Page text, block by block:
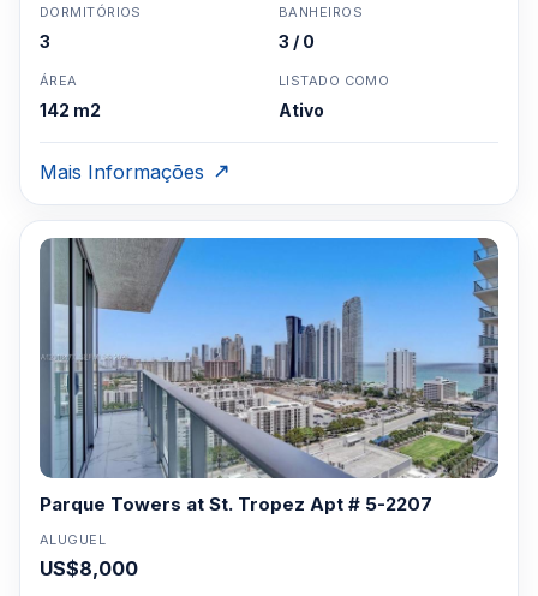
DORMITÓRIOS
3
BANHEIROS
3 / 0
ÁREA
142 m2
LISTADO COMO
Ativo
Mais Informações
Parque Towers at St. Tropez Apt # 5-2207
ALUGUEL
US$8,000